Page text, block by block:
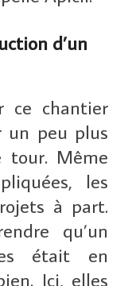
d’un
ce chantier
un peu plus
tour. Même
les
à part.
qu’un
était en
Ici, elles